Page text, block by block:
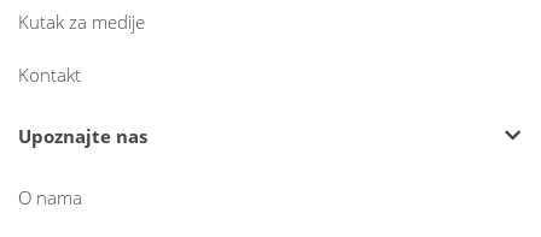
Kutak za medije
Kontakt
Upoznajte nas
O nama